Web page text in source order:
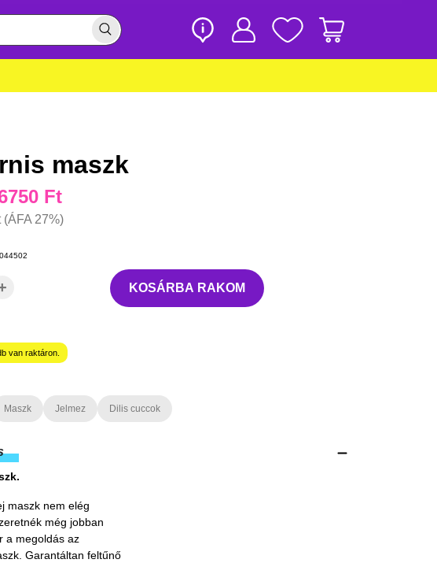
maszk
Ft
(ÁFA 27%)
KOSÁRBA RAKOM
van raktáron.
Maszk Jelmez Dilis cuccok
maszk nem elég
még jobban
a megoldás az
Garantáltan feltűnő